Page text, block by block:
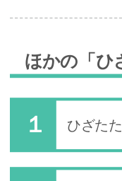
ほかの「ひ
ひざた